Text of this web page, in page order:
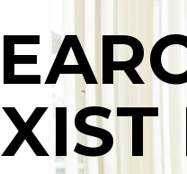
EAR
XIST